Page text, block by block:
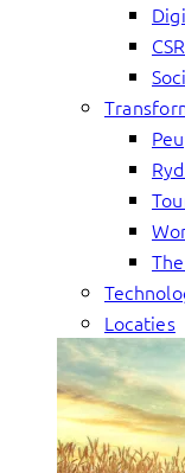
Locaties